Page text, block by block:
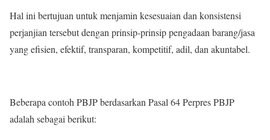
Hal ini bertujuan untuk menjamin kesesuaian dan konsistensi
perjanjian tersebut dengan prinsip-prinsip pengadaan barang/jasa
yang efisien, efektif, transparan, kompetitif, adil, dan akuntabel.
Beberapa contoh PBJP berdasarkan Pasal 64 Perpres PBJP
adalah sebagai berikut: